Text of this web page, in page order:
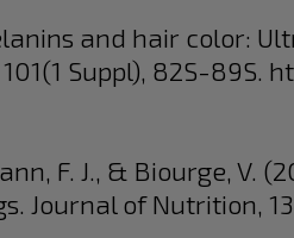
and hair color:
Suppl), 82S-89S.
F. J., & Biourge, V.
Journal of Nutrition,